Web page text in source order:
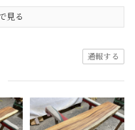
見る
通報する